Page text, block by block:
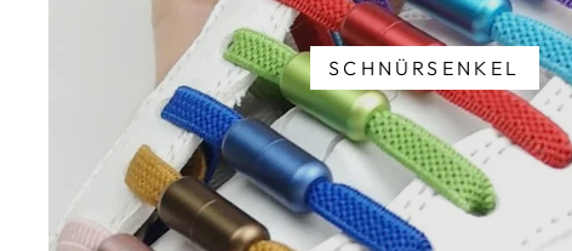
SCHNÜRSENKEL